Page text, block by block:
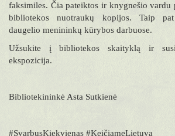
faksimiles. Čia pateiktos ir knygnešio vardu
bibliotekos nuotraukų kopijos. Taip
daugelio menininkų kūrybos darbuose.
Užsukite į bibliotekos skaityklą ir
ekspozicija.
Bibliotekininkė Asta Sutkienė
#SvarbusKiekvienas #KeičiameLietuvą